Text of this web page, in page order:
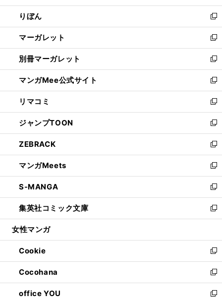
開
く
ウ
で
開
く
ン
ド
ウ
で
開
く
ウ
ィ
ン
ド
ウ
で
開
く
りぼん
新
し
い
ウ
ィ
ン
ド
ウ
で
開
く
マーガレット
新
し
い
ウ
ィ
ン
ド
ウ
で
開
く
別冊マーガレット
新
し
い
ウ
ィ
ン
ド
ウ
で
開
く
マンガMee公式サイト
新
し
い
ウ
ィ
ン
ド
ウ
で
開
く
リマコミ
新
し
い
ウ
ィ
ン
ド
ウ
で
開
く
ジャンプTOON
新
し
い
ウ
ィ
ン
ド
ウ
で
開
ZEBRACK
新
し
い
ウ
ィ
ン
ド
ウ
開
く
マンガMeets
新
し
い
ウ
ィ
ン
ウ
で
開
く
S-MANGA
新
し
い
ウ
ン
ド
ウ
で
開
く
集英社コミック文庫
新
し
ウ
ィ
ン
ド
ウ
で
女性マンガ
Cookie
新
し
い
ウ
ィ
Cocohana
新
し
い
office YOU
新